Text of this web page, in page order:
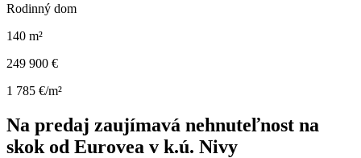
Rodinný dom
140 m²
249 900 €
1 785 €/m²
Na predaj zaujímavá nehnuteľnost na
skok od Eurovea v k.ú. Nivy